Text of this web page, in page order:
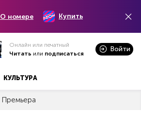
О номере Купить
Онлайн или печатный
Читать или подписаться
Войти
КУЛЬТУРА
Премьера